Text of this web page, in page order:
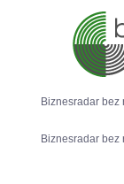
Biznesradar bez
Biznesradar bez